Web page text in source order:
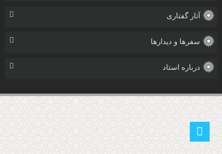
آثار گفتاری
سفرها و دیدارها
درباره استاد